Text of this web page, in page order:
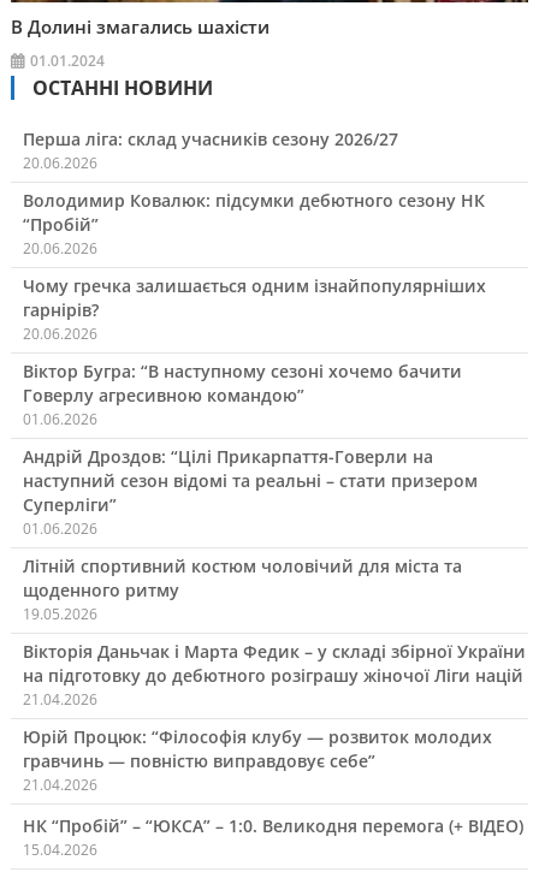
В Долині змагались шахісти
01.01.2024
ОСТАННІ НОВИНИ
Перша ліга: склад учасників сезону 2026/27
20.06.2026
Володимир Ковалюк: підсумки дебютного сезону НК
“Пробій”
20.06.2026
Чому гречка залишається одним ізнайпопулярніших
гарнірів?
20.06.2026
Віктор Бугра: “В наступному сезоні хочемо бачити
Говерлу агресивною командою”
01.06.2026
Андрій Дроздов: “Цілі Прикарпаття-Говерли на
наступний сезон відомі та реальні – стати призером
Суперліги”
01.06.2026
Літній спортивний костюм чоловічий для міста та
щоденного ритму
19.05.2026
Вікторія Даньчак і Марта Федик – у складі збірної України
на підготовку до дебютного розіграшу жіночої Ліги націй
21.04.2026
Юрій Процюк: “Філософія клубу — розвиток молодих
гравчинь — повністю виправдовує себе”
21.04.2026
НК “Пробій” – “ЮКСА” – 1:0. Великодня перемога (+ ВІДЕО)
15.04.2026